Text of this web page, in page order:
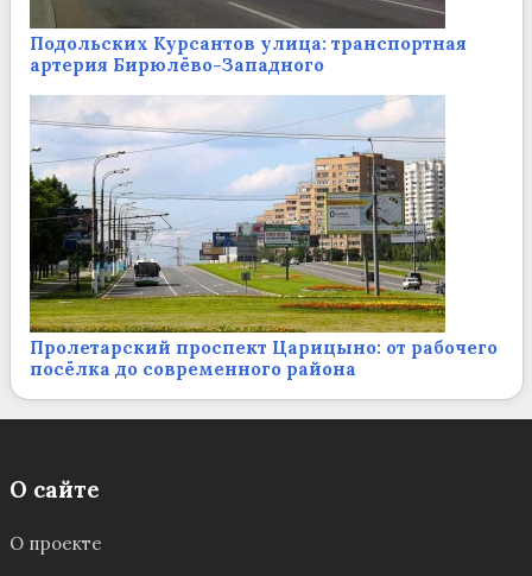
Подольских Курсантов улица: транспортная
артерия Бирюлёво-Западного
Пролетарский проспект Царицыно: от рабочего
посёлка до современного района
О сайте
О проекте